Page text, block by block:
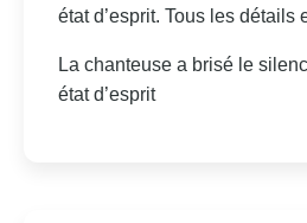
état d’esprit. Tous les détails
La chanteuse a brisé le
état d’esprit